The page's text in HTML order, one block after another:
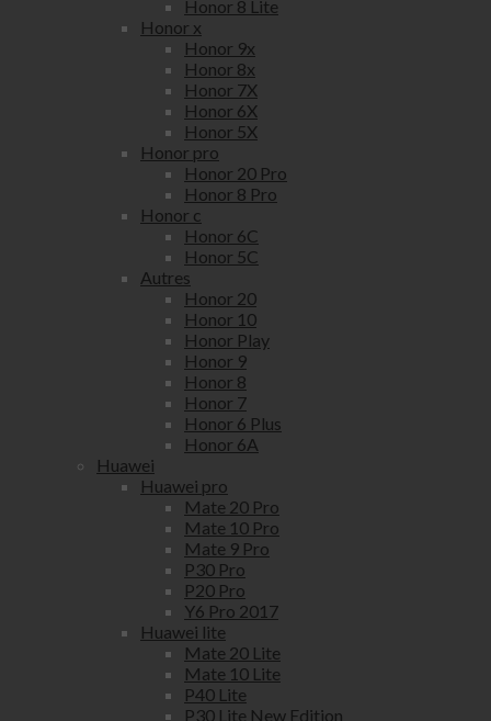
Honor 8 Lite
Honor x
Honor 9x
Honor 8x
Honor 7X
Honor 6X
Honor 5X
Honor pro
Honor 20 Pro
Honor 8 Pro
Honor c
Honor 6C
Honor 5C
Autres
Honor 20
Honor 10
Honor Play
Honor 9
Honor 8
Honor 7
Honor 6 Plus
Honor 6A
Huawei
Huawei pro
Mate 20 Pro
Mate 10 Pro
Mate 9 Pro
P30 Pro
P20 Pro
Y6 Pro 2017
Huawei lite
Mate 20 Lite
Mate 10 Lite
P40 Lite
P30 Lite New Edition